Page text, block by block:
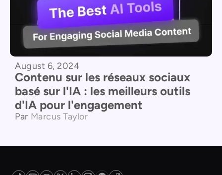
August 6, 2024
Contenu sur les réseaux sociaux
basé sur l'IA : les meilleurs outils
d'IA pour l'engagement
Par Marcus Taylor